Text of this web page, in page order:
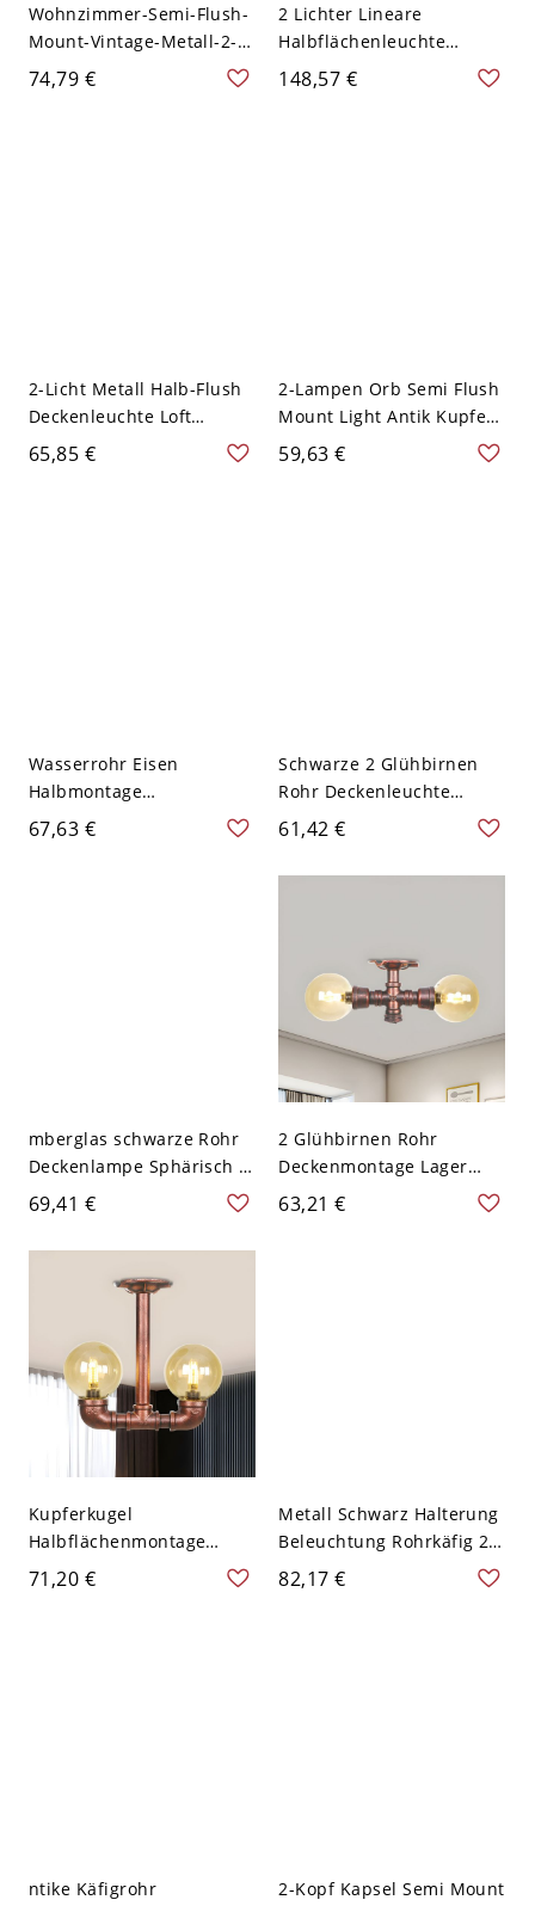
Wohnzimmer-Semi-Flush-
Mount-Vintage-Metall-2-
Kopf-Schwarz-Rotierbarer
Spotlight-Eimer
74,79 €
2 Lichter Lineare
Halbflächenleuchte
Lagerhaus Schwarz Eisen
Deckenlampe mit Globus
148,57 €
2-Licht Metall Halb-Flush
Deckenleuchte Loft
Schwarz Wasserrohr
Wohnzimmer Beleuchtung
65,85 €
2-Lampen Orb Semi Flush
Mount Light Antik Kupfer
Finish Klares Glas Rohr
Deckenbeleuchtung für
59,63 €
Wasserrohr Eisen
Halbmontage
Beleuchtung Bauernhaus
2-Licht Korridor
67,63 €
Schwarze 2 Glühbirnen
Rohr Deckenleuchte
Antike Bernstein Glas
Kugel Schatten Halb-
Flush-Montage
61,42 €
mberglas schwarze Rohr
Deckenlampe Sphärisch 2
Köpfe Retro Halb-Flush-
Montage Kronleuchter
69,41 €
2 Glühbirnen Rohr
Deckenmontage Lager
Kugel Bernstein Glas
Halbflächenleuchte in
63,21 €
Kupferkugel
Halbflächenmontage
Bauernstil
Bernsteinfarbenes Glas 2-
71,20 €
Metall Schwarz Halterung
Beleuchtung Rohrkäfig 2
Lichter Industrie Klares
Glas Deckenlampe mit
82,17 €
ntike Käfigrohr
2-Kopf Kapsel Semi Mount